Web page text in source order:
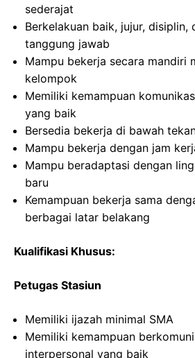
sederajat
Berkelakuan baik, jujur, disiplin,
tanggung jawab
Mampu bekerja secara mandiri
kelompok
Memiliki kemampuan
yang baik
Bersedia bekerja di bawah
Mampu bekerja dengan jam
Mampu beradaptasi dengan
baru
Kemampuan bekerja sama
berbagai latar belakang
Kualifikasi Khusus:
Petugas Stasiun
Memiliki ijazah minimal SMA
Memiliki kemampuan
interpersonal yang baik